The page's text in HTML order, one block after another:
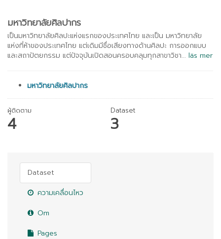
มหาวิทยาลัยศิลปากร
เป็นมหาวิทยาลัยศิลปะแห่งแรกของประเทศไทย และเป็น มหาวิทยาลัย
แห่งที่ห้าของประเทศไทย แต่เดิมมีชื่อเสียงทางด้านศิลปะ การออกแบบ
และสถาปัตยกรรม แต่ปัจจุบันเปิดสอนครอบคลุมทุกสาขาวิชา... läs mer
มหาวิทยาลัยศิลปากร
ผู้ติดตาม
4
Dataset
3
Dataset
ความเคลื่อนไหว
Om
Pages